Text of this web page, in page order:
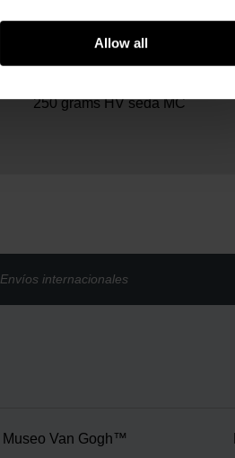
Allow all
Van Gogh Museum Amsterdam
40 cm
250 grams HV seda MC
Envíos internacionales
Museo Van Gogh™